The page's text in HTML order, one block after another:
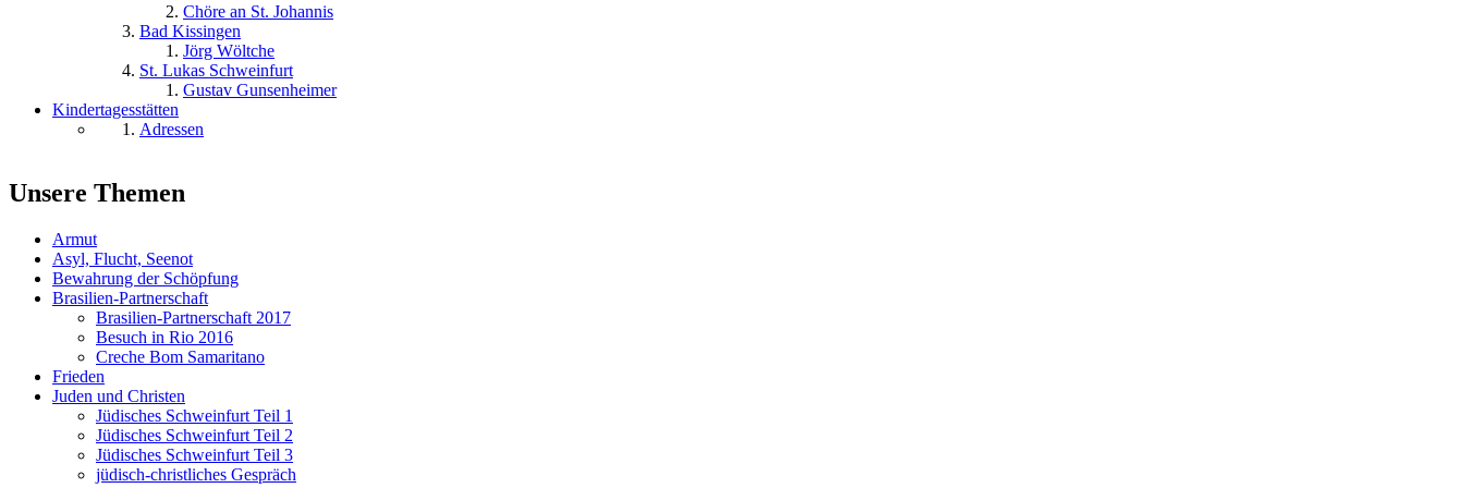
Chöre an St. Johannis
Bad Kissingen
Jörg Wöltche
St. Lukas Schweinfurt
Gustav Gunsenheimer
Kindertagesstätten
Adressen
Unsere Themen
Armut
Asyl, Flucht, Seenot
Bewahrung der Schöpfung
Brasilien-Partnerschaft
Brasilien-Partnerschaft 2017
Besuch in Rio 2016
Creche Bom Samaritano
Frieden
Juden und Christen
Jüdisches Schweinfurt Teil 1
Jüdisches Schweinfurt Teil 2
Jüdisches Schweinfurt Teil 3
jüdisch-christliches Gespräch